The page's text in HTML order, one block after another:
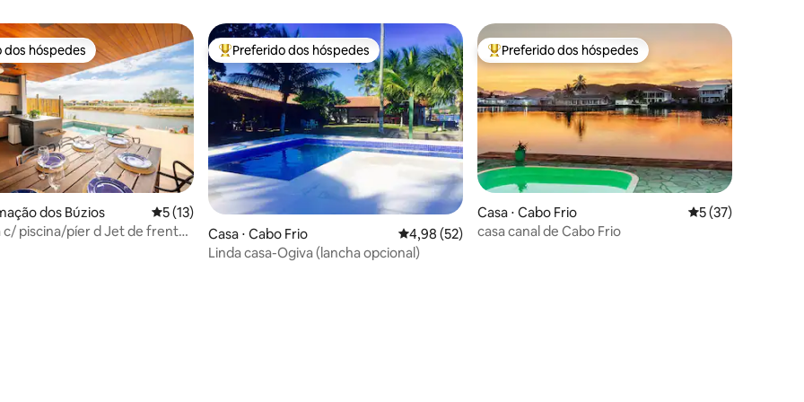
de 5, 22 avaliações
dos hóspedes
dos hóspedes
dos Búzios 5 de uma avaliação média de 5, 13 avaliações
5 (13)
c/ piscina/píer d Jet de frente
Entre os melhores preferidos dos hóspedes
Preferido dos hóspedes
Casa ⋅ Cabo Frio 4,98 de uma avaliação média de 5, 52 avaliações
4,98 (52)
Linda casa-Ogiva (lancha opcional)
Entre os melhores preferidos dos hóspedes
Preferido dos hóspedes
Casa ⋅ Cabo Frio 5 de uma
5 (37)
casa canal de Cabo Frio